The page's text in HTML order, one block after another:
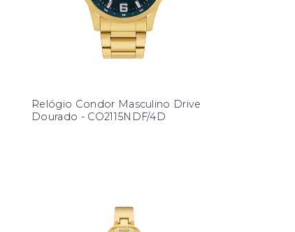
Relógio Condor Masculino Drive
Dourado - CO2115NDF/4D